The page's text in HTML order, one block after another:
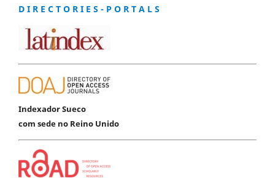
D I R E C T O R I E S - P O R T A L S
Indexador Sueco
com sede no Reino Unido